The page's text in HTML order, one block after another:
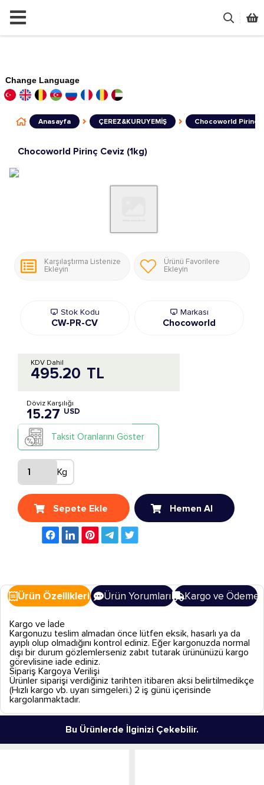
Change Language
Anasayfa ÇEREZ&KURUYEMİŞ Chocoworld Pirinç
Chocoworld Pirinç Ceviz (1kg)
Karşılaştırma Listenize
Ekleyin
Ürünü Favorilere
Ekleyin
Stok Kodu
CW-PR-CV
Markası
Chocoworld
495.20 TL
KDV Dahil
Döviz Karşılığı
15.27 USD
Taksit Oranlarını Göster
Kg
Sepete Ekle Hemen Al
Ürün Özellikleri Ürün Yorumları Kargo ve Ödeme
Kargo ve İade
Kargonuzu teslim almadan önce lütfen eksik, hasarlı ya da
ayıplı olup olmadığını kontrol ediniz. Eğer kargonuzda normal
dışı bir durum gözlemlerseniz zabıt tutarak ürününüzü kargo
görevlisine iade ediniz.
Sipariş Kargoya Verilişi
Ürünler siparişi verdiğiniz tarihten itibaren aksi belirtilmedikçe
(Hızlı kargo vb. uyarı simgeleri.) 2 iş günü içerisinde
kargolanmaktadır.
Bu Ürünlerde İlginizi Çekebilir.